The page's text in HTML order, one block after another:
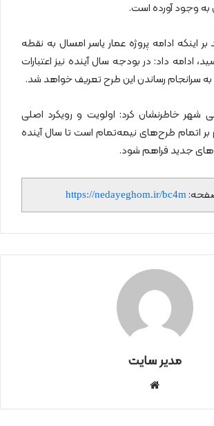
به وجود آورده است.
بر اینکه ادامه پروژه عمار یاسر امسال به نقطه
ادامه داد: در بودجه سال آینده نیز اعتبارات
سرانجام رساندن این طرح تعریف خواهد شد.
شهر خاطرنشان کرد: اولویت و رویکرد اصلی
اتمام طرح‌های نیمه‌تمام است تا سال آینده
جدید فراهم شود.
https://nedayeghom.ir/bc4m
مدیر سایت